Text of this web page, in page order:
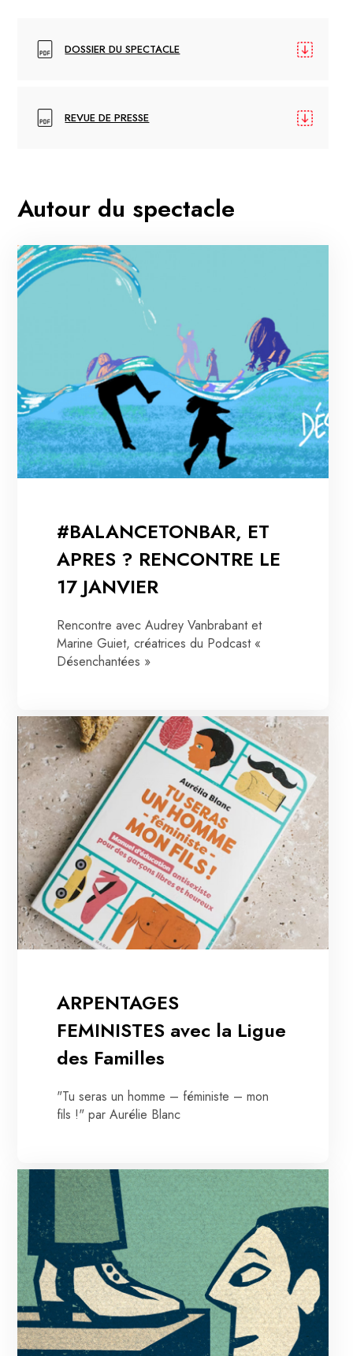
DOSSIER DU SPECTACLE
REVUE DE PRESSE
Autour du spectacle
#BALANCETONBAR, ET
APRES ? RENCONTRE LE
17 JANVIER
Rencontre avec Audrey Vanbrabant et
Marine Guiet, créatrices du Podcast «
Désenchantées »
ARPENTAGES
FEMINISTES avec la Ligue
des Familles
"Tu seras un homme – féministe – mon
fils !" par Aurélie Blanc